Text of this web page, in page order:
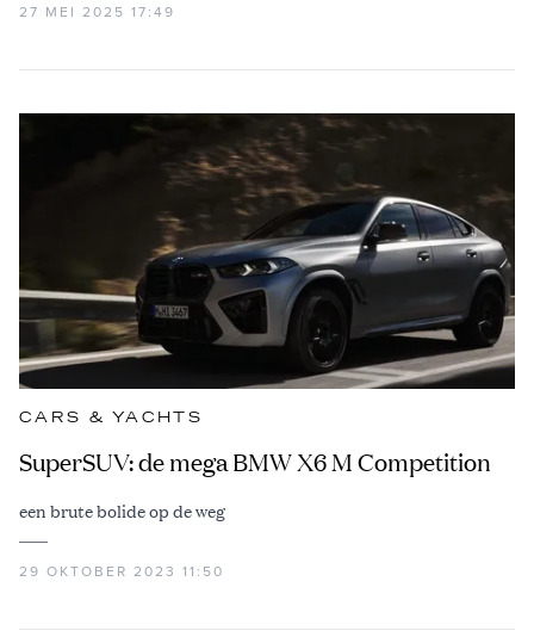
27 MEI 2025 17:49
CARS & YACHTS
SuperSUV: de mega BMW X6 M Competition
een brute bolide op de weg
29 OKTOBER 2023 11:50